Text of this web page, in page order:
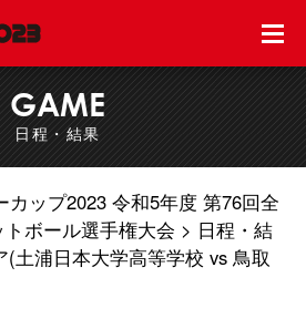
GAME
日程・結果
カップ2023 令和5年度 第76回全
ボール選手権大会
日程・結
(土浦日本大学高等学校 vs 鳥取